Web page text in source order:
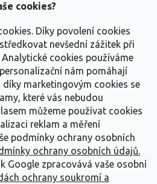
cookies?
Díky povolení cookies
nevšední zážitek při
cookies používáme
nám pomáhají
díky marketingovým cookies se
které vás nebudou
můžeme používat cookies
reklam a měření
podmínky ochrany osobních
ochrany osobních údajů.
Google zpracovává vaše osobní
ochrany soukromí a